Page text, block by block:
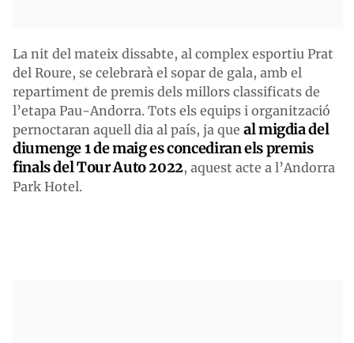
La nit del mateix dissabte, al complex esportiu Prat
del Roure, se celebrarà el sopar de gala, amb el
repartiment de premis dels millors classificats de
l’etapa Pau-Andorra. Tots els equips i organització
pernoctaran aquell dia al país, ja que al migdia del
diumenge 1 de maig es concediran els premis
finals del Tour Auto 2022, aquest acte a l’Andorra
Park Hotel.